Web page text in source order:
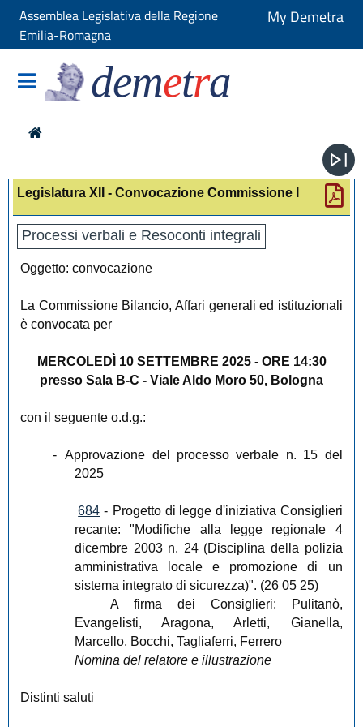
Assemblea Legislativa della Regione
Emilia-Romagna
My Demetra
demetra
Legislatura XII - Convocazione Commissione I
Processi verbali e Resoconti integrali
Oggetto: convocazione
La Commissione Bilancio, Affari generali ed istituzionali
è convocata per
MERCOLEDÌ 10 SETTEMBRE 2025 - ORE 14:30
presso Sala B-C - Viale Aldo Moro 50, Bologna
con il seguente o.d.g.:
- Approvazione del processo verbale n. 15 del
2025
684 - Progetto di legge d'iniziativa Consiglieri
recante: "Modifiche alla legge regionale 4
dicembre 2003 n. 24 (Disciplina della polizia
amministrativa locale e promozione di un
sistema integrato di sicurezza)". (26 05 25)
A firma dei Consiglieri: Pulitanò,
Evangelisti, Aragona, Arletti, Gianella,
Marcello, Bocchi, Tagliaferri, Ferrero
Nomina del relatore e illustrazione
Distinti saluti